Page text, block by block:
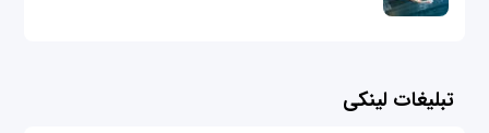
تبلیغات لینکی